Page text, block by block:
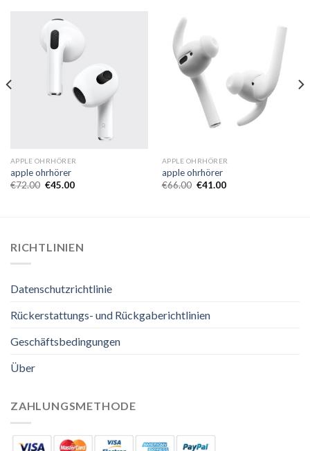
APPLE OHRHÖRER
apple ohrhörer
€72.00 €45.00
APPLE OHRHÖRER
apple ohrhörer
€66.00 €41.00
RICHTLINIEN
Datenschutzrichtlinie
Rückerstattungs- und Rückgaberichtlinien
Geschäftsbedingungen
Über
ZAHLUNGSMETHODE